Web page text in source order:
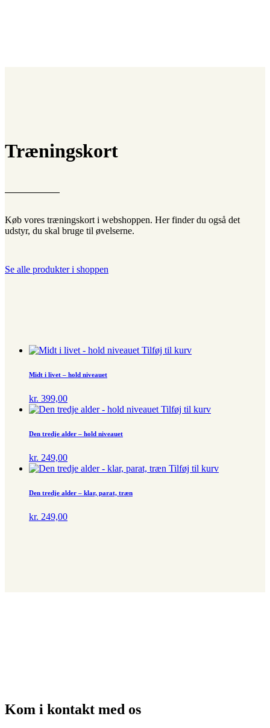
Træningskort
Køb vores træningskort i webshoppen. Her finder du også det
udstyr, du skal bruge til øvelserne.
Se alle produkter i shoppen
Tilføj til kurv
Midt i livet – hold niveauet
kr. 399,00
Tilføj til kurv
Den tredje alder – hold niveauet
kr. 249,00
Tilføj til kurv
Den tredje alder – klar, parat, træn
kr. 249,00
Kom i kontakt med os